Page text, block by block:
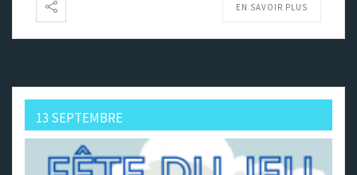
EN SAVOIR PLUS
13 SEPTEMBRE